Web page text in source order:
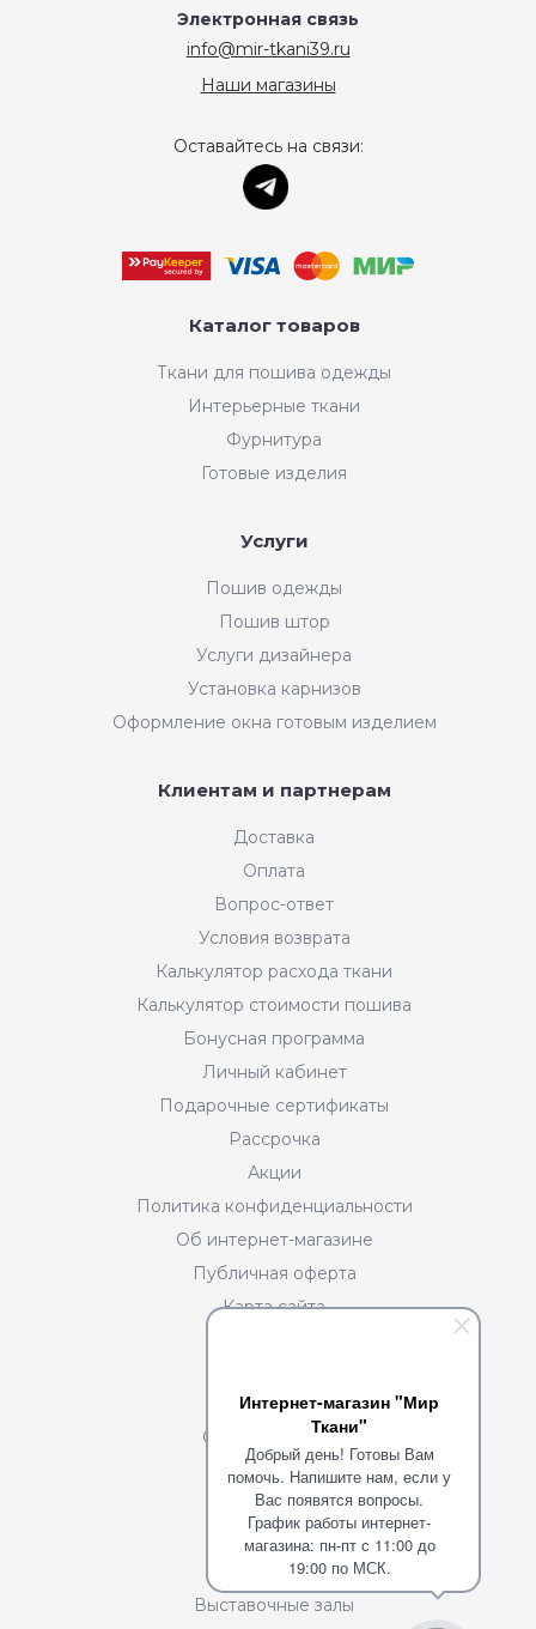
Интернет-магазин "Мир
Ткани"
Добрый день! Готовы Вам
помочь. Напишите нам, если у
Вас появятся вопросы.
График работы интернет-
магазина: пн-пт с 11:00 до
19:00 по МСК.
Электронная связь
info@mir-tkani39.ru
Наши магазины
Оставайтесь на связи:
Каталог товаров
Ткани для пошива одежды
Интерьерные ткани
Фурнитура
Готовые изделия
Услуги
Пошив одежды
Пошив штор
Услуги дизайнера
Установка карнизов
Оформление окна готовым изделием
Клиентам и партнерам
Доставка
Оплата
Вопрос-ответ
Условия возврата
Калькулятор расхода ткани
Калькулятор стоимости пошива
Бонусная программа
Личный кабинет
Подарочные сертификаты
Рассрочка
Акции
Политика конфиденциальности
Об интернет-магазине
Публичная оферта
Карта сайта
О нас
Сотрудничество
Портфолио
Команда
Блог
Вакансии
Выставочные залы